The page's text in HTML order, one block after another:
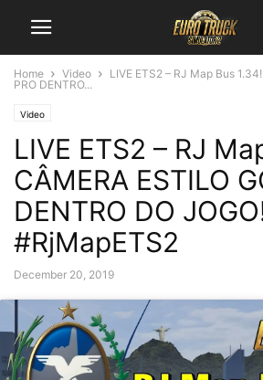
Home Video
LIVE ETS2 – RJ Map Bus
PRO DENTRO...
Video
LIVE ETS2 – RJ
CÂMERA ESTILO
DENTRO DO
#RjMapETS2
December 20, 2019